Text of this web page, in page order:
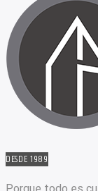
DESDE 1989